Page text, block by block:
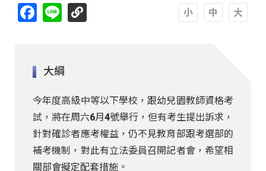
Facebook
Line
大綱
今年度高級中等以下學校，跟幼兒園教師資格考
試，將在周六6月4號舉行，但有考生提出訴求，
針對確診者應考權益，仍不見教育部跟考選部的
補考機制，對此有立法委員召開記者會，希望相
關部會擬定配套措施。